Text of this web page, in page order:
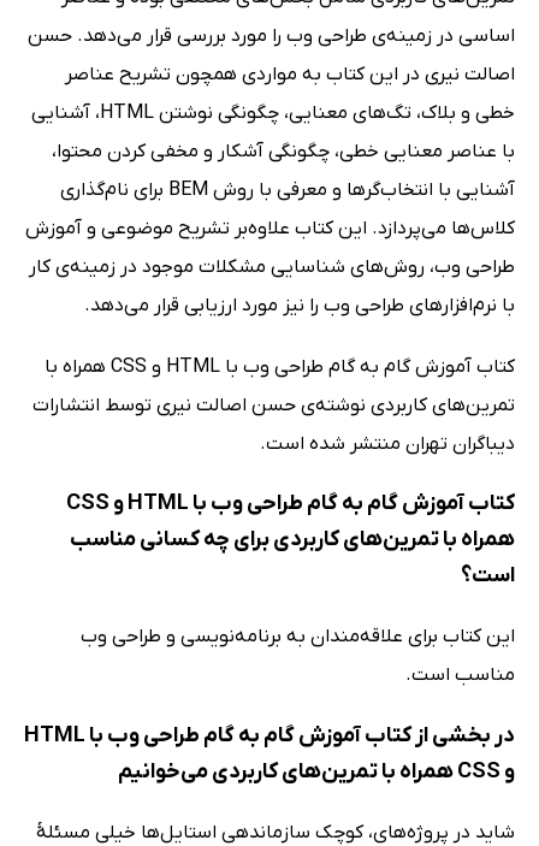
اساسی در زمینه‌ی طراحی وب را مورد بررسی قرار می‌دهد. حسن
اصالت نیری در این کتاب به مواردی همچون تشریح عناصر
خطی و بلاک، تگ‌های معنایی، چگونگی نوشتن HTML، آشنایی
با عناصر معنایی خطی، چگونگی آشکار و مخفی کردن محتوا،
آشنایی با انتخاب‌گرها و معرفی با روش BEM برای نام‌گذاری
کلاس‌ها می‌پردازد. این کتاب علاوه‌بر تشریح موضوعی و آموزش
طراحی وب، روش‌های شناسایی مشکلات موجود در زمینه‌ی کار
با نرم‌افزارهای طراحی وب را نیز مورد ارزیابی قرار می‌دهد.
کتاب آموزش گام به گام طراحی وب با HTML و CSS همراه با
تمرین‌های کاربردی نوشته‌ی حسن اصالت نیری توسط انتشارات
دیباگران تهران منتشر شده است.
کتاب آموزش گام به گام طراحی وب با HTML و CSS
همراه با تمرین‌های کاربردی برای چه کسانی مناسب
است؟
این کتاب برای علاقه‌مندان به برنامه‌نویسی و طراحی وب
مناسب است.
در بخشی از کتاب آموزش گام به گام طراحی وب با HTML
و CSS همراه با تمرین‌های کاربردی می‌خوانیم
شاید در پروژه‌های، کوچک سازماندهی استایل‌ها خیلی مسئلۀ